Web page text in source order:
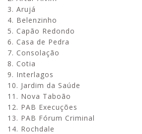
3. Arujá
4. Belenzinho
5. Capão Redondo
6. Casa de Pedra
7. Consolação
8. Cotia
9. Interlagos
10. Jardim da Saúde
11. Nova Taboão
12. PAB Execuções
13. PAB Fórum Criminal
14. Rochdale